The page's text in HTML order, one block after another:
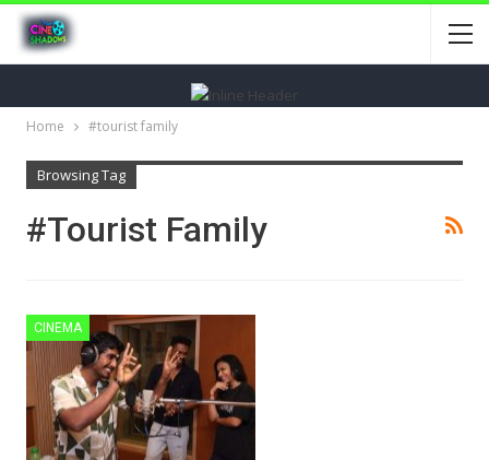
Home #tourist family
Browsing Tag
#tourist Family
CINEMA